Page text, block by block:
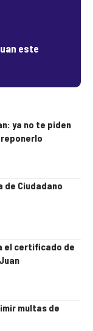
este
ya no te piden
de Ciudadano
el certificado de
multas de